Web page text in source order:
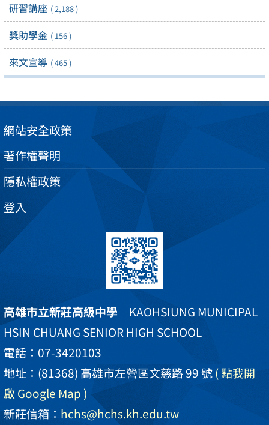
研習講座 ( 2,188 )
獎助學金 ( 156 )
來文宣導 ( 465 )
網站安全政策
著作權聲明
隱私權政策
登入
高雄市立新莊高級中學 KAOHSIUNG MUNICIPAL
HSIN CHUANG SENIOR HIGH SCHOOL
電話：07-3420103
地址：(81368) 高雄市左營區文慈路 99 號( 點我開
啟 Google Map )
新莊信箱： hchs@hchs.kh.edu.tw